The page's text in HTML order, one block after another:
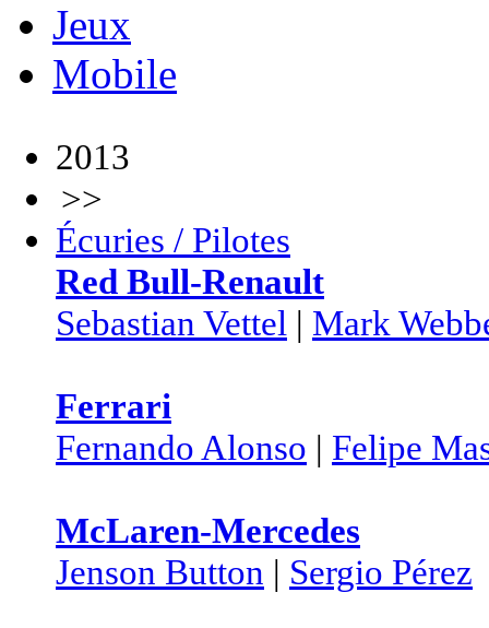
Jeux
Mobile
2013
>>
Écuries / Pilotes
Red Bull-Renault
Sebastian Vettel | Mark
Ferrari
Fernando Alonso | Felipe
McLaren-Mercedes
Jenson Button | Sergio Pérez